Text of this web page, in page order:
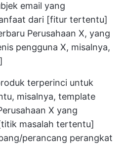
email yang
dari [fitur tertentu]
Perusahaan X, yang
pengguna X, misalnya,
terperinci untuk
misalnya, template
X yang
masalah tertentu]
perancang perangkat